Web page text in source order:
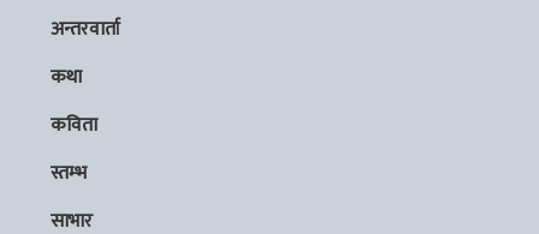
अन्तरवार्ता
कथा
कविता
स्तम्भ
साभार